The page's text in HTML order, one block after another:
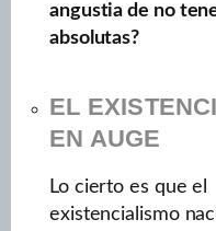
angustia de no
absolutas?
EL
EN AUGE
Lo cierto es que el
existencialismo